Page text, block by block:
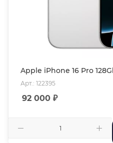
Apple iPhone 16 Pro
Арт.: 122395
92 000 ₽